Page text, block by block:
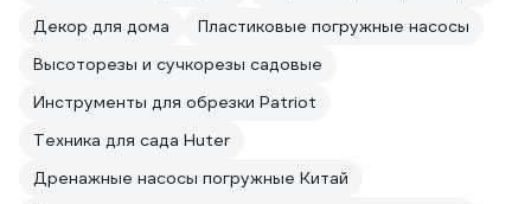
Декор для дома
Пластиковые погружные насосы
Высоторезы и сучкорезы садовые
Инструменты для обрезки Patriot
Техника для сада Huter
Дренажные насосы погружные Китай